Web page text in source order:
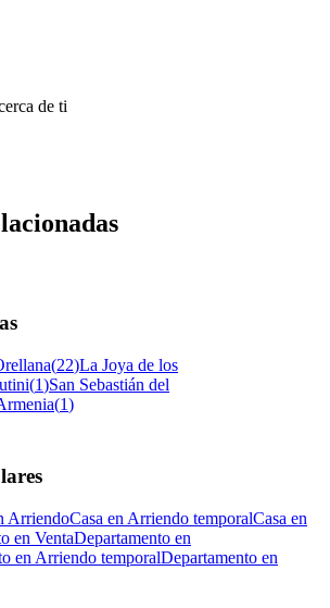
de ti
(22)La Joya de los
(1)San Sebastián del
(1)
ArriendoCasa en Arriendo temporalCasa en
en VentaDepartamento en
en Arriendo temporalDepartamento en